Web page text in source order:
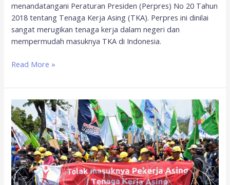
menandatangani Peraturan Presiden (Perpres) No 20 Tahun
2018 tentang Tenaga Kerja Asing (TKA). Perpres ini dinilai
sangat merugikan tenaga kerja dalam negeri dan
mempermudah masuknya TKA di Indonesia.
Read More »
KSPI;
Perpres
Tenaga
Kerja
Asing
Menghilangkan
Kedaulatan